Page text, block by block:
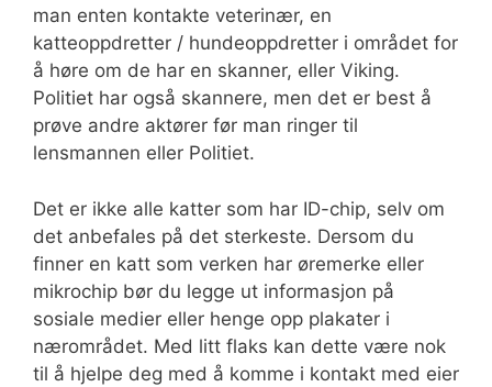
man enten kontakte veterinær, en
katteoppdretter / hundeoppdretter i området for
å høre om de har en skanner, eller Viking.
Politiet har også skannere, men det er best å
prøve andre aktører før man ringer til
lensmannen eller Politiet.
Det er ikke alle katter som har ID-chip, selv om
det anbefales på det sterkeste. Dersom du
finner en katt som verken har øremerke eller
mikrochip bør du legge ut informasjon på
sosiale medier eller henge opp plakater i
nærområdet. Med litt flaks kan dette være nok
til å hjelpe deg med å komme i kontakt med eier